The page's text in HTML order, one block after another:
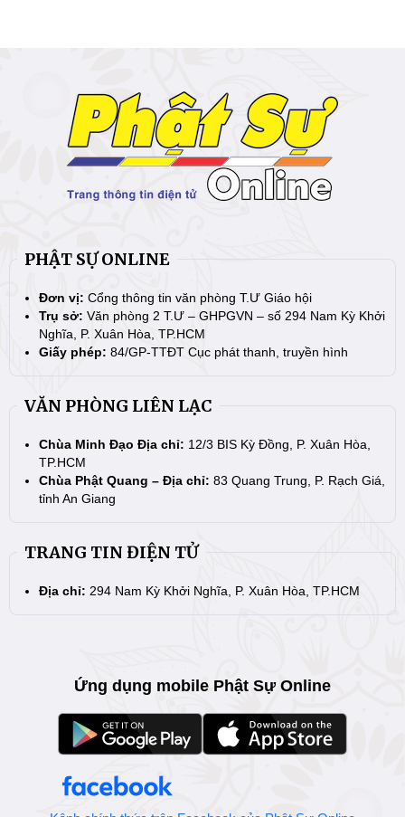
PHẬT SỰ ONLINE
Đơn vị: Cổng thông tin văn phòng T.Ư Giáo hội
Trụ sở: Văn phòng 2 T.Ư – GHPGVN – số 294 Nam Kỳ Khởi
Nghĩa, P. Xuân Hòa, TP.HCM
Giấy phép: 84/GP-TTĐT Cục phát thanh, truyền hình
VĂN PHÒNG LIÊN LẠC
Chùa Minh Đạo Địa chỉ: 12/3 BIS Kỳ Đồng, P. Xuân Hòa,
TP.HCM
Chùa Phật Quang – Địa chỉ: 83 Quang Trung, P. Rạch Giá,
tỉnh An Giang
TRANG TIN ĐIỆN TỬ
Địa chỉ: 294 Nam Kỳ Khởi Nghĩa, P. Xuân Hòa, TP.HCM
Ứng dụng mobile Phật Sự Online